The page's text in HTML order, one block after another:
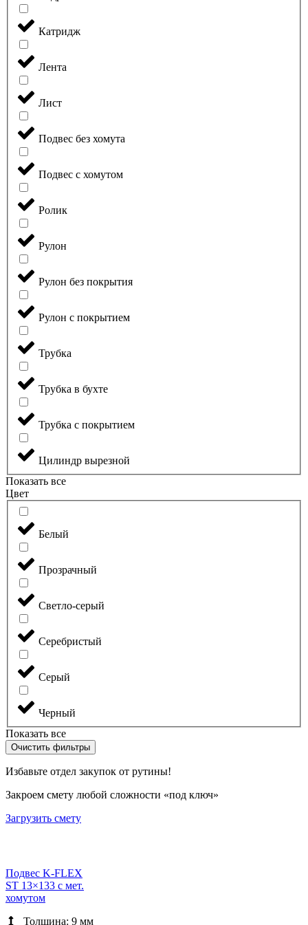
Катридж
Лента
Лист
Подвес без хомута
Подвес с хомутом
Ролик
Рулон
Рулон без покрытия
Рулон с покрытием
Трубка
Трубка в бухте
Трубка с покрытием
Цилиндр вырезной
Показать все
Цвет
Белый
Прозрачный
Светло-серый
Серебристый
Серый
Черный
Показать все
Очистить фильтры
Избавьте отдел закупок от рутины!
Закроем смету любой сложности «под ключ»
Загрузить смету
Подвес K-FLEX
ST 13×133 с мет.
хомутом
Толщина: 9 мм